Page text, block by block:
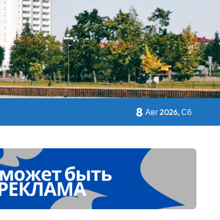
Независимости
8 Авг 2026, Сб